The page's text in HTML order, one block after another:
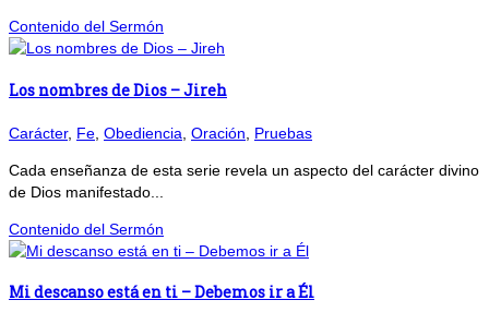
Contenido del Sermón
Los nombres de Dios – Jireh
Carácter, Fe Obediencia Oración Pruebas
Cada enseñanza de esta serie revela un aspecto del carácter divino
de Dios manifestado...
Contenido del Sermón
Mi descanso está en ti – Debemos ir a Él